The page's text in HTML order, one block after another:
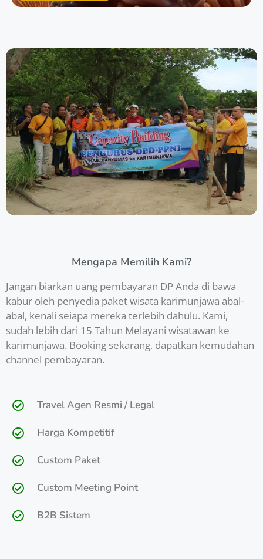
Mengapa Memilih Kami?
Jangan biarkan uang pembayaran DP Anda di bawa
kabur oleh penyedia paket wisata karimunjawa abal-
abal, kenali seiapa mereka terlebih dahulu. Kami,
sudah lebih dari 15 Tahun Melayani wisatawan ke
karimunjawa. Booking sekarang, dapatkan kemudahan
channel pembayaran.
Travel Agen Resmi / Legal
Harga Kompetitif
Custom Paket
Custom Meeting Point
B2B Sistem